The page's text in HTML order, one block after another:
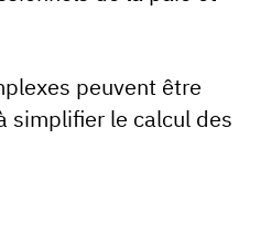
peuvent être
simplifier le calcul des